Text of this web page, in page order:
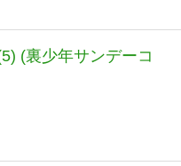
(裏少年サンデーコ